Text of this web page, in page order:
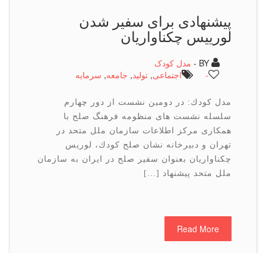
پیشنهادی برای سفیر شدن
لورییس چكناواریان
مدل کودک
اجتماعی,تولید,جامعه,سرمایه
مدل كودك: در دومین نشست از دور چهارم
سلسله نشست های منظومه فرهنگ صلح با
همكاری مركز اطلاعات سازمان ملل متحد در
تهران و دبیرخانه نشان صلح كودك، لوریس
چكناواریان بعنوان سفیر صلح در ایران به سازمان
ملل متحد پیشنهاد […]
Read More